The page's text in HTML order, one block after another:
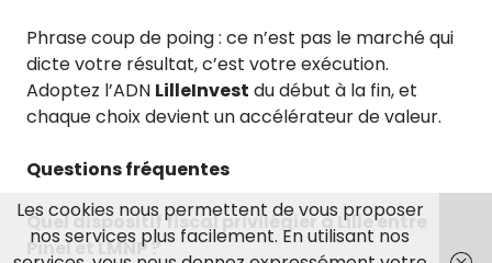
Phrase coup de poing : ce n’est pas le marché qui
dicte votre résultat, c’est votre exécution.
Adoptez l’ADN LilleInvest du début à la fin, et
chaque choix devient un accélérateur de valeur.
Questions fréquentes
Quel dispositif fiscal privilégier à Lille entre
Pinel et LMNP ?
Les cookies nous permettent de vous proposer
nos services plus facilement. En utilisant nos